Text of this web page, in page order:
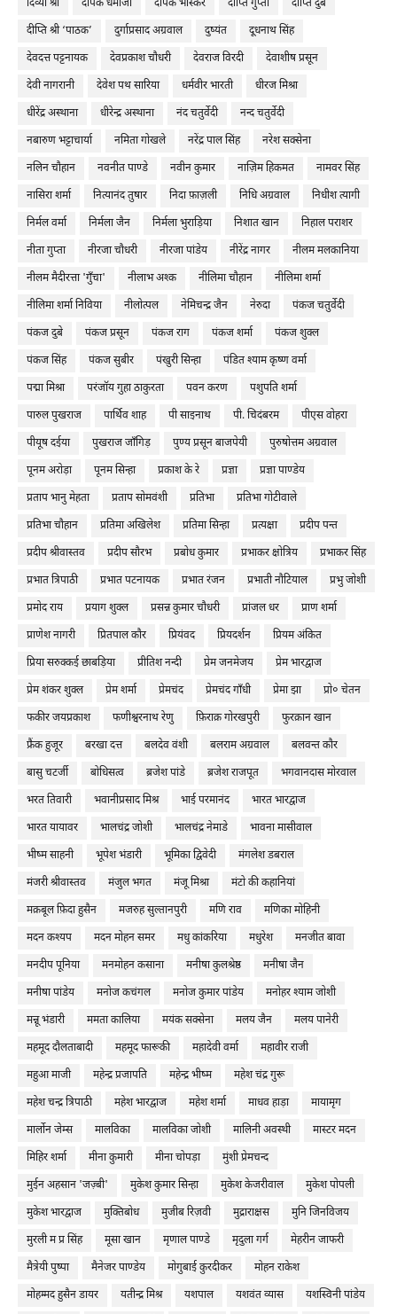
दिव्या श्री दीपक धमीजा दीपक भास्कर दीप्ति गुप्ता
दीप्ति दुबे
दीप्ति श्री ‘पाठक’
दुर्गाप्रसाद अग्रवाल दुष्यंत
दूधनाथ सिंह
देवदत्त पट्टनायक
देवप्रकाश चौधरी देवराज विरदी
देवाशीष प्रसून
देवी नागरानी
देवेश पथ सारिया धर्मवीर भारती
धीरज मिश्रा
धीरेंद्र अस्थाना
धीरेन्द्र अस्थाना नंद चतुर्वेदी
नन्द चतुर्वेदी
नबारुण भट्टाचार्या
नमिता गोखले नरेंद्र पाल सिंह
नरेश सक्सेना
नलिन चौहान
नवनीत पाण्डे नवीन कुमार नाज़िम हिकमत
नामवर सिंह
नासिरा शर्मा
नित्यानंद तुषार निदा फ़ाज़ली निधि अग्रवाल
निधीश त्यागी
निर्मल वर्मा
निर्मला जैन निर्मला भुराड़िया निशात खान
निहाल पराशर
नीता गुप्ता
नीरजा चौधरी नीरजा पांडेय नीरेंद्र नागर
नीलम मलकानिया
नीलम मैदीरत्ता 'गुँचा'
नीलाभ अश्क नीलिमा चौहान
नीलिमा शर्मा
नीलिमा शर्मा निविया
नीलोत्पल नेमिचन्द्र जैन नेरुदा
पंकज चतुर्वेदी
पंकज दुबे
पंकज प्रसून पंकज राग पंकज शर्मा
पंकज शुक्ल
पंकज सिंह
पंकज सुबीर पंखुरी सिन्हा
पंडित श्याम कृष्ण वर्मा
पद्मा मिश्रा
परंजॉय गुहा ठाकुरता पवन करण
पशुपति शर्मा
पारुल पुखराज
पार्थिव शाह पी साइनाथ पी. चिदंबरम
पीएस वोहरा
पीयूष दईया
पुखराज जाँगिड़ पुण्य प्रसून बाजपेयी
पुरुषोत्तम अग्रवाल
पूनम अरोड़ा
पूनम सिन्हा प्रकाश के रे प्रज्ञा
प्रज्ञा पाण्डेय
प्रताप भानु मेहता
प्रताप सोमवंशी प्रतिभा
प्रतिभा गोटीवाले
प्रतिभा चौहान
प्रतिमा अखिलेश प्रतिमा सिन्हा प्रत्यक्षा
प्रदीप पन्त
प्रदीप श्रीवास्तव
प्रदीप सौरभ प्रबोध कुमार प्रभाकर क्षोत्रिय
प्रभाकर सिंह
प्रभात त्रिपाठी
प्रभात पटनायक प्रभात रंजन प्रभाती नौटियाल
प्रभु जोशी
प्रमोद राय
प्रयाग शुक्ल प्रसन्न कुमार चौधरी प्रांजल धर
प्राण शर्मा
प्राणेश नागरी
प्रितपाल कौर प्रियंवद प्रियदर्शन
प्रियम अंकित
प्रिया सरुक्कई छाबड़िया
प्रीतिश नन्दी प्रेम जनमेजय
प्रेम भारद्वाज
प्रेम शंकर शुक्ल
प्रेम शर्मा प्रेमचंद प्रेमचंद गाँधी प्रेमा झा
प्रो० चेतन
फकीर जयप्रकाश
फणीश्वरनाथ रेणु फ़िराक़ गोरखपुरी
फुरक़ान खान
फ्रैंक हुजूर
बरखा दत्त बलदेव वंशी बलराम अग्रवाल
बलवन्त कौर
बासु चटर्जी
बोधिसत्व ब्रजेश पांडे ब्रजेश राजपूत
भगवानदास मोरवाल
भरत तिवारी
भवानीप्रसाद मिश्र भाई परमानंद
भारत भारद्वाज
भारत यायावर
भालचंद्र जोशी भालचंद्र नेमाडे
भावना मासीवाल
भीष्म साहनी
भूपेश भंडारी भूमिका द्विवेदी
मंगलेश डबराल
मंजरी श्रीवास्तव
मंजुल भगत मंजू मिश्रा
मंटो की कहानियां
मक़बूल फ़िदा हुसैन
मजरुह सुल्तानपुरी मणि राव
मणिका मोहिनी
मदन कश्यप
मदन मोहन समर मधु कांकरिया मधुरेश
मनजीत बावा
मनदीप पूनिया
मनमोहन कसाना मनीषा कुलश्रेष्ठ
मनीषा जैन
मनीषा पांडेय
मनोज कचंगल मनोज कुमार पांडेय
मनोहर श्याम जोशी
मन्नू भंडारी
ममता कालिया मयंक सक्सेना मलय जैन
मलय पानेरी
महमूद दौलताबादी
महमूद फारूकी महादेवी वर्मा
महावीर राजी
महुआ माजी
महेन्द्र प्रजापति महेन्द्र भीष्म
महेश चंद्र गुरू
महेश चन्द्र त्रिपाठी
महेश भारद्वाज महेश शर्मा माधव हाड़ा
मायामृग
मार्लोन जेम्स
मालविका मालविका जोशी मालिनी अवस्थी
मास्टर मदन
मिहिर शर्मा
मीना कुमारी मीना चोपड़ा
मुंशी प्रेमचन्द
मुईन अहसान 'जज़्बी'
मुकेश कुमार सिन्हा मुकेश केजरीवाल
मुकेश पोपली
मुकेश भारद्वाज
मुक्तिबोध मुजीब रिज़वी मुद्राराक्षस
मुनि जिनविजय
मुरली म प्र सिंह
मूसा खान मृणाल पाण्डे मृदुला गर्ग
मेहरीन जाफरी
मैत्रेयी पुष्पा
मैनेजर पाण्डेय मोगुबाई कुरदीकर
मोहन राकेश
मोहम्मद हुसैन डायर
यतीन्द्र मिश्र यशपाल यशवंत व्यास
यशस्विनी पांडेय